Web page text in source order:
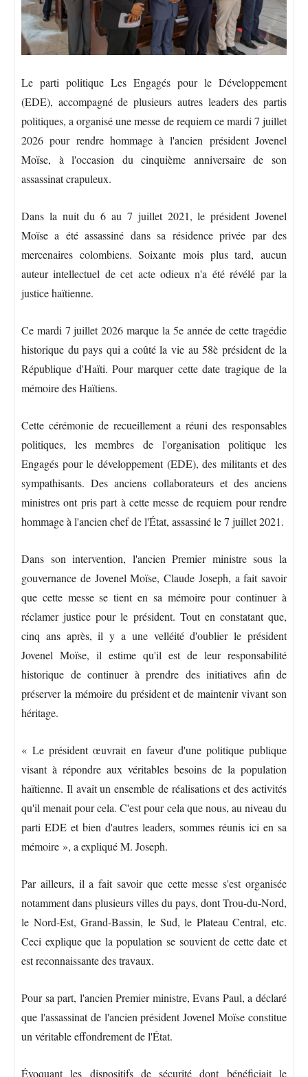
Le parti politique Les Engagés pour le Développement
(EDE), accompagné de plusieurs autres leaders des partis
politiques, a organisé une messe de requiem ce mardi 7 juillet
2026 pour rendre hommage à l'ancien président Jovenel
Moïse, à l'occasion du cinquième anniversaire de son
assassinat crapuleux.
Dans la nuit du 6 au 7 juillet 2021, le président Jovenel
Moïse a été assassiné dans sa résidence privée par des
mercenaires colombiens. Soixante mois plus tard, aucun
auteur intellectuel de cet acte odieux n'a été révélé par la
justice haïtienne.
Ce mardi 7 juillet 2026 marque la 5e année de cette tragédie
historique du pays qui a coûté la vie au 58è président de la
République d'Haïti. Pour marquer cette date tragique de la
mémoire des Haïtiens.
Cette cérémonie de recueillement a réuni des responsables
politiques, les membres de l'organisation politique les
Engagés pour le développement (EDE), des militants et des
sympathisants. Des anciens collaborateurs et des anciens
ministres ont pris part à cette messe de requiem pour rendre
hommage à l'ancien chef de l'État, assassiné le 7 juillet 2021.
Dans son intervention, l'ancien Premier ministre sous la
gouvernance de Jovenel Moïse, Claude Joseph, a fait savoir
que cette messe se tient en sa mémoire pour continuer à
réclamer justice pour le président. Tout en constatant que,
cinq ans après, il y a une velléité d'oublier le président
Jovenel Moïse, il estime qu'il est de leur responsabilité
historique de continuer à prendre des initiatives afin de
préserver la mémoire du président et de maintenir vivant son
héritage.
« Le président œuvrait en faveur d'une politique publique
visant à répondre aux véritables besoins de la population
haïtienne. Il avait un ensemble de réalisations et des activités
qu'il menait pour cela. C'est pour cela que nous, au niveau du
parti EDE et bien d'autres leaders, sommes réunis ici en sa
mémoire », a expliqué M. Joseph.
Par ailleurs, il a fait savoir que cette messe s'est organisée
notamment dans plusieurs villes du pays, dont Trou-du-Nord,
le Nord-Est, Grand-Bassin, le Sud, le Plateau Central, etc.
Ceci explique que la population se souvient de cette date et
est reconnaissante des travaux.
Pour sa part, l'ancien Premier ministre, Evans Paul, a déclaré
que l'assassinat de l'ancien président Jovenel Moïse constitue
un véritable effondrement de l'État.
Évoquant les dispositifs de sécurité dont bénéficiait le